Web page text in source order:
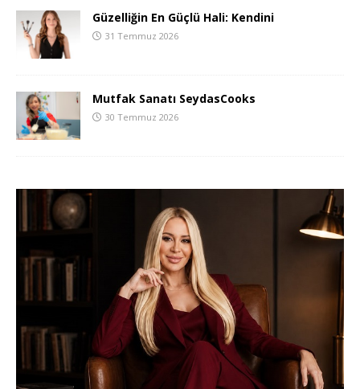
Güzelliğin En Güçlü Hali: Kendini
31 Temmuz 2026
Mutfak Sanatı SeydasCooks
30 Temmuz 2026